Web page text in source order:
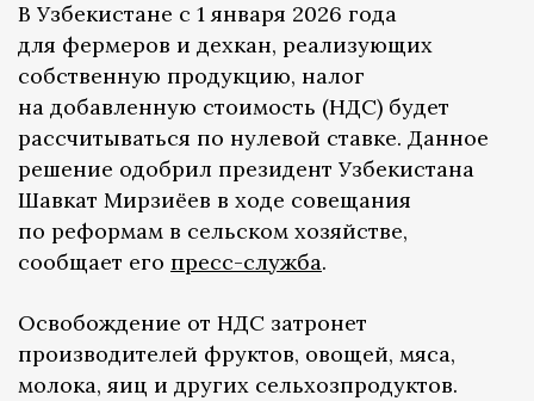
В Узбекистане с 1 января 2026 года
для фермеров и дехкан, реализующих
собственную продукцию, налог
на добавленную стоимость (НДС) будет
рассчитываться по нулевой ставке. Данное
решение одобрил президент Узбекистана
Шавкат Мирзиёев в ходе совещания
по реформам в сельском хозяйстве,
сообщает его пресс-служба.
Освобождение от НДС затронет
производителей фруктов, овощей, мяса,
молока, яиц и других сельхозпродуктов.